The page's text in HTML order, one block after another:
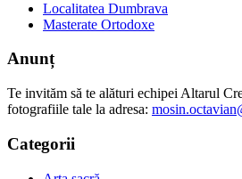
Localitatea Dumbrava
Masterate Ortodoxe
Anunț
Te invităm să te alături echipei Altarul
fotografiile tale la adresa:
Categorii